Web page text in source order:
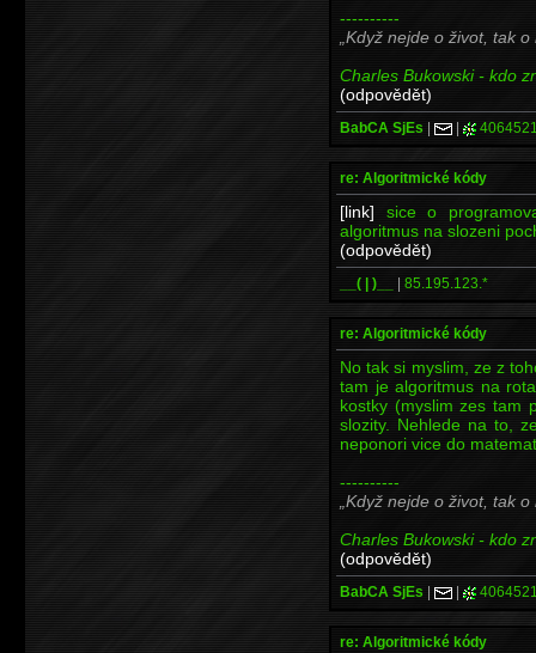
----------
Když nejde o život, tak o
Charles Bukowski - kdo
(odpovědět)
BabCA SjEs | |
re: Algoritmické kódy
[link] sice o
algoritmus na slozeni
(odpovědět)
__( | )__ | 85.195.123.*
re: Algoritmické kódy
No tak si myslim, ze z
tam je algoritmus na
kostky (myslim zes tam
slozity. Nehlede na to,
neponori vice do
----------
Když nejde o život, tak o
Charles Bukowski - kdo
(odpovědět)
BabCA SjEs | |
re: Algoritmické kódy